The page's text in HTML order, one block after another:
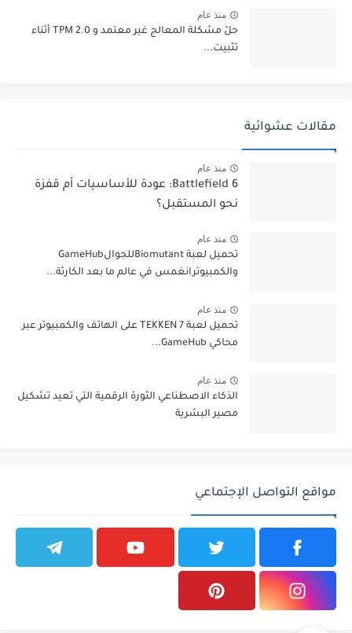
منذ عام
حلّ مشكلة المعالج غير معتمد و TPM 2.0 أثناء
تثبيت...
مقالات عشوائية
منذ عام
Battlefield 6: عودة للأساسيات أم قفزة
نحو المستقبل؟
منذ عام
تحميل لعبة BiomutantللجوالGameHub
والكمبيوترانغمس في عالم ما بعد الكارثة...
منذ عام
تحميل لعبة TEKKEN 7 على الهاتف والكمبيوتر عبر
محاكي GameHub...
منذ عام
الذكاء الاصطناعي الثورة الرقمية التي تعيد تشكيل
مصير البشرية
مواقع التواصل الإجتماعي